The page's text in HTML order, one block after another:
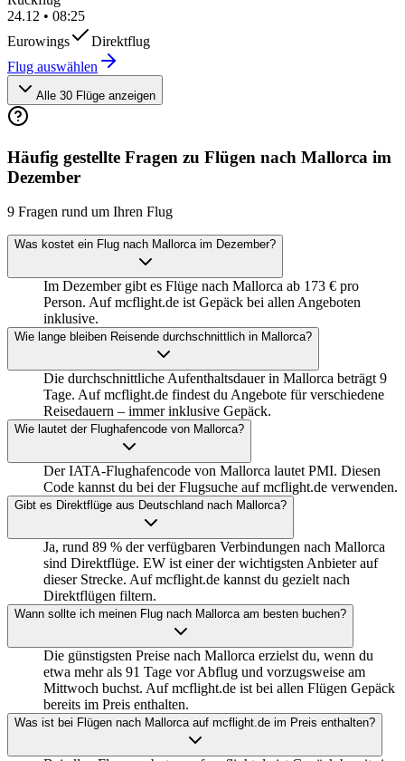
24.12 • 08:25
Eurowings
Direktflug
Flug auswählen
Alle 30 Flüge anzeigen
Häufig gestellte Fragen zu Flügen nach Mallorca im
Dezember
9 Fragen rund um Ihren Flug
Was kostet ein Flug nach Mallorca im Dezember?
Im Dezember gibt es Flüge nach Mallorca ab 173 € pro
Person. Auf mcflight.de ist Gepäck bei allen Angeboten
inklusive.
Wie lange bleiben Reisende durchschnittlich in Mallorca?
Die durchschnittliche Aufenthaltsdauer in Mallorca beträgt 9
Tage. Auf mcflight.de findest du Angebote für verschiedene
Reisedauern – immer inklusive Gepäck.
Wie lautet der Flughafencode von Mallorca?
Der IATA-Flughafencode von Mallorca lautet PMI. Diesen
Code kannst du bei der Flugsuche auf mcflight.de verwenden.
Gibt es Direktflüge aus Deutschland nach Mallorca?
Ja, rund 89 % der verfügbaren Verbindungen nach Mallorca
sind Direktflüge. EW ist einer der wichtigsten Anbieter auf
dieser Strecke. Auf mcflight.de kannst du gezielt nach
Direktflügen filtern.
Wann sollte ich meinen Flug nach Mallorca am besten buchen?
Die günstigsten Preise nach Mallorca erzielst du, wenn du
etwa mehr als 91 Tage vor Abflug und vorzugsweise am
Mittwoch buchst. Auf mcflight.de ist bei allen Flügen Gepäck
bereits im Preis enthalten.
Was ist bei Flügen nach Mallorca auf mcflight.de im Preis enthalten?